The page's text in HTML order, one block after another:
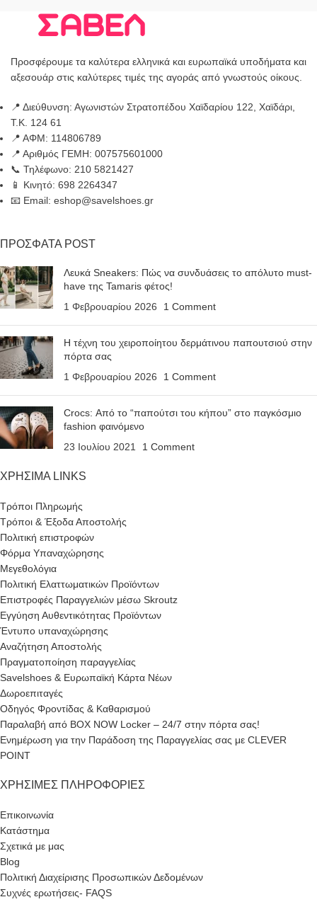
Προσφέρουμε τα καλύτερα ελληνικά και ευρωπαϊκά υποδήματα και
αξεσουάρ στις καλύτερες τιμές της αγοράς από γνωστούς οίκους.
📍 Διεύθυνση: Αγωνιστών Στρατοπέδου Χαϊδαρίου 122, Χαϊδάρι,
Τ.Κ. 124 61
📍 ΑΦΜ: 114806789
📍 Αριθμός ΓΕΜΗ: 007575601000
📞 Τηλέφωνο: 210 5821427
📱 Κινητό: 698 2264347
📧 Email: eshop@savelshoes.gr
ΠΡΟΣΦΑΤΑ POST
Λευκά Sneakers: Πώς να συνδυάσεις το απόλυτο must-
have της Tamaris φέτος!
1 Φεβρουαρίου 2026
1 Comment
Η τέχνη του χειροποίητου δερμάτινου παπουτσιού στην
πόρτα σας
1 Φεβρουαρίου 2026
1 Comment
Crocs: Από το “παπούτσι του κήπου” στο παγκόσμιο
fashion φαινόμενο
23 Ιουλίου 2021
1 Comment
ΧΡΗΣΙΜΑ LINKS
Τρόποι Πληρωμής
Τρόποι & Έξοδα Αποστολής
Πολιτική επιστροφών
Φόρμα Υπαναχώρησης
Μεγεθολόγια
Πολιτική Ελαττωματικών Προϊόντων
Επιστροφές Παραγγελιών μέσω Skroutz
Εγγύηση Αυθεντικότητας Προϊόντων
Έντυπο υπαναχώρησης
Αναζήτηση Αποστολής
Πραγματοποίηση παραγγελίας
Savelshoes & Ευρωπαϊκή Κάρτα Νέων
Δωροεπιταγές
Οδηγός Φροντίδας & Καθαρισμού
Παραλαβή από BOX NOW Locker – 24/7 στην πόρτα σας!
Ενημέρωση για την Παράδοση της Παραγγελίας σας με CLEVER
POINT
ΧΡΉΣΙΜΕΣ ΠΛΗΡΟΦΟΡΊΕΣ
Επικοινωνία
Κατάστημα
Σχετικά με μας
Blog
Πολιτική Διαχείρισης Προσωπικών Δεδομένων
Συχνές ερωτήσεις- FAQS